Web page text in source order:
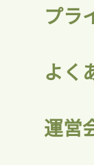
プラ
よく
運営